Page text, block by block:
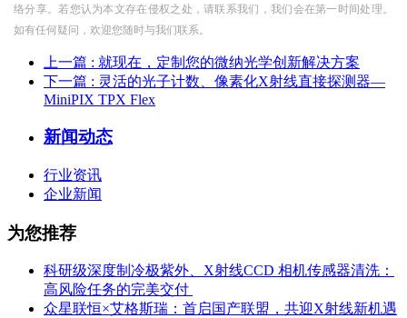
络分享。若您认为本文存在侵权之处，请联系我们，我们会在第一时间处理。
如有任何疑问，欢迎您随时与我们联系。
上一篇 : 就现在，定制您的微纳光学创新解决方案
下一篇 : 灵活的光子计数、像素化X射线直接探测器—
MiniPIX TPX Flex
新闻动态
行业资讯
企业新闻
为您推荐
科研级深度制冷极紫外、X射线CCD 相机传感器清洗：
高风险任务的完美交付 ​
众星联恒×艾格斯瑞：首启国产联盟，共迎X射线新机遇